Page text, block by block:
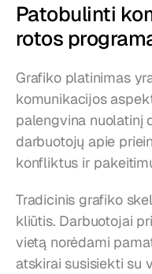
Patobulinti
rotos
Grafiko platinimas
komunikacijos
palengvina nuolatinį
darbuotojų apie
konfliktus ir
Tradicinis grafiko
kliūtis. Darbuotojai
vietą norėdami
atskirai susisiekti su